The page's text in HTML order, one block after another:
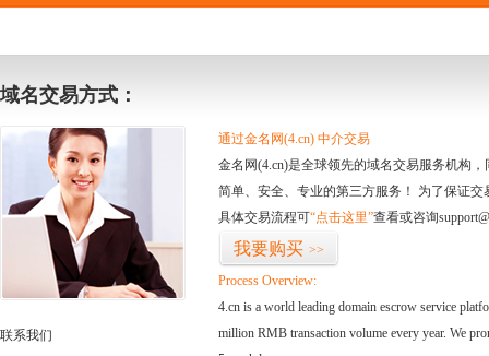
域名交易方式：
联系我们
通过金名网(4.cn) 中介交易
金名网(4.cn)是全球领先的域名交易服务机构
简单、安全、专业的第三方服务！ 为了保证
具体交易流程可“点击这里”查看或咨询
我要购买 >>
Process Overview:
4.cn is a world leading domain escrow service
million RMB transaction volume every year. We